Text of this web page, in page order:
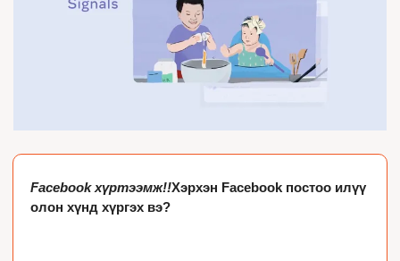
Facebook хүртээмж!!Хэрхэн Facebook постоо илүү
олон хүнд хүргэх вэ?